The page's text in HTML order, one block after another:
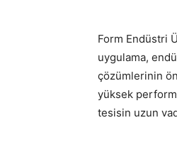
Form Endüstri
uygulama,
çözümlerinin
yüksek
tesisin uzun